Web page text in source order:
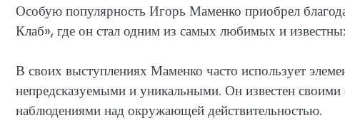
Особую популярность Игорь Маменко приобрел
Клаб», где он стал одним из самых любимых и
В своих выступлениях Маменко часто использует
непредсказуемыми и уникальными. Он известен
наблюдениями над окружающей действительностью.